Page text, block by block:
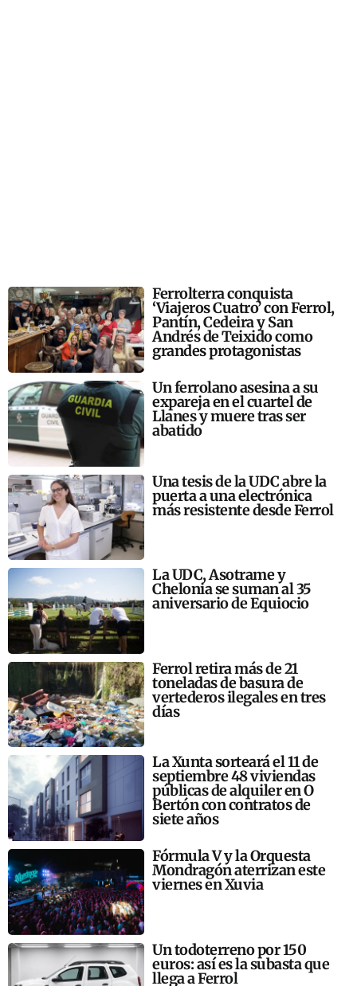
Ferrolterra conquista
‘Viajeros Cuatro’ con Ferrol,
Pantín, Cedeira y San
Andrés de Teixido como
grandes protagonistas
Un ferrolano asesina a su
expareja en el cuartel de
Llanes y muere tras ser
abatido
Una tesis de la UDC abre la
puerta a una electrónica
más resistente desde Ferrol
La UDC, Asotrame y
Chelonia se suman al 35
aniversario de Equiocio
Ferrol retira más de 21
toneladas de basura de
vertederos ilegales en tres
días
La Xunta sorteará el 11 de
septiembre 48 viviendas
públicas de alquiler en O
Bertón con contratos de
siete años
Fórmula V y la Orquesta
Mondragón aterrizan este
viernes en Xuvia
Un todoterreno por 150
euros: así es la subasta que
llega a Ferrol